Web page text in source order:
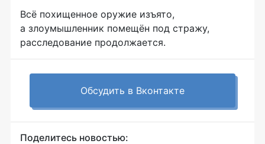
Всё похищенное оружие изъято,
а злоумышленник помещён под стражу,
расследование продолжается.
Обсудить в Вконтакте
Поделитесь новостью: